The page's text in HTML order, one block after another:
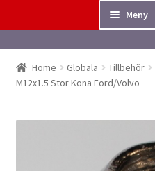
Meny
Sök/bygg Spacers
Tillbehör
Fyndvaror.
Home Globala Tillbehör
M12x1.5 Stor Kona Ford/Volvo